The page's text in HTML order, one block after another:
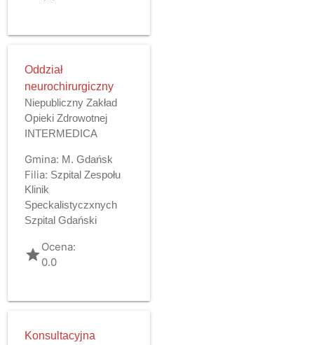
Oddział
neurochirurgiczny
Niepubliczny Zakład
Opieki Zdrowotnej
INTERMEDICA
Gmina: M. Gdańsk
Filia: Szpital Zespołu
Klinik
Speckalistyczxnych
Szpital Gdański
gradeOcena:
0.0
Konsultacyjna